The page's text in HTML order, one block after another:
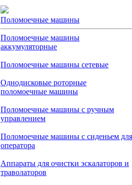
Поломоечные машины
Поломоечные машины
аккумуляторные
Поломоечные машины сетевые
Однодисковые роторные
поломоечные машины
Поломоечные машины с ручным
управлением
Поломоечные машины с сиденьем для
оператора
Аппараты для очистки эскалаторов и
траволаторов